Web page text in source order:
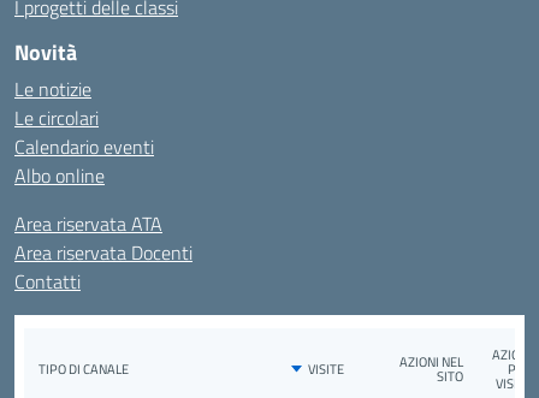
I progetti delle classi
Novità
Le notizie
Le circolari
Calendario eventi
Albo online
Area riservata ATA
Area riservata Docenti
Contatti